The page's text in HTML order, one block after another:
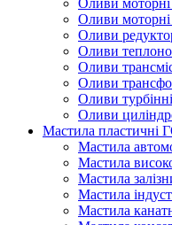
Оливи
Оливи моторні
Оливи
Оливи
Оливи
Оливи
Оливи турбінні
Оливи
Мастила пластичні
Мастила
Мастила
Мастила
Мастила
Мастила